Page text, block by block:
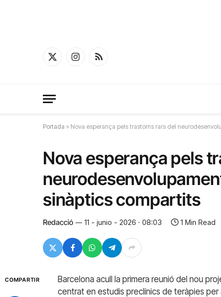
X
InstagramRSS
Portada » Nova esperança pels trastorns rars del
Nova esperança pels
sinàptics compartits
Redacció 11 - junio - 2026 · 08:03 1 Min Read
COMPARTIR
Barcelona acull la primera reunió del nou
centrat en estudis preclínics de teràpies per